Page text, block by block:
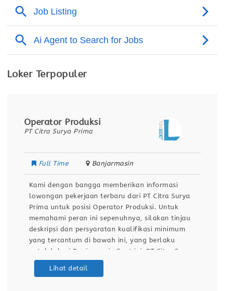
Loker Terpopuler
Operator Produksi
PT Citra Surya Prima
Full Time Banjarmasin
Kami dengan bangga memberikan informasi
lowongan pekerjaan terbaru dari PT Citra Surya
Prima untuk posisi Operator Produksi. Untuk
memahami peran ini sepenuhnya, silakan tinjau
deskripsi dan persyaratan kualifikasi minimum
yang tercantum di bawah ini, yang berlaku
untuk lokasi Banjarmasin.Saat ini, PT Citra Surya
Prima sedang menjalankan program rekrutmen
Lihat detail